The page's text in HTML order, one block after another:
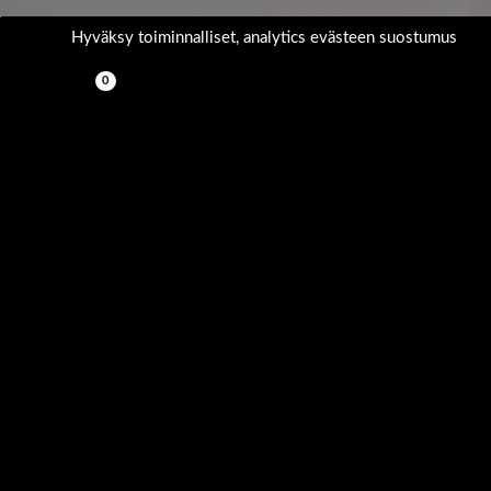
Siirry sisältöön
Hyväksy toiminnalliset, analytics evästeen suostumus